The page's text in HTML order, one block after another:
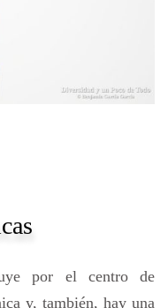
por el centro de
y, también, hay una